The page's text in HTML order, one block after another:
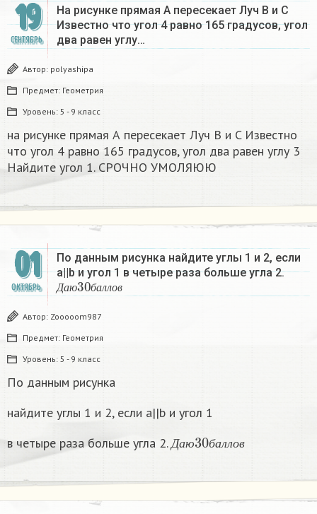
19
СЕНТЯБРЬ
На рисунке прямая А пересекает Луч B и C
Известно что угол 4 равно 165 градусов, угол
два равен углу…
Автор: polyashipa
Предмет: Геометрия
Уровень: 5 - 9 класс
на рисунке прямая А пересекает Луч B и C Известно
что угол 4 равно 165 градусов, угол два равен углу 3
Найдите угол 1. СРОЧНО УМОЛЯЮЮ​
01
ОКТЯБРЬ
По данным рисунка найдите углы 1 и 2, если
a||b и угол 1 в четыре раза больше угла 2.
Д а ю баллов
Да ю30ба л л ов
Автор: Zooooom987
Предмет: Геометрия
Уровень: 5 - 9 класс
По данным рисунка
найдите углы 1 и 2, если a||b и угол 1
в четыре раза больше угла 2.
Да ю балл ов
ю30